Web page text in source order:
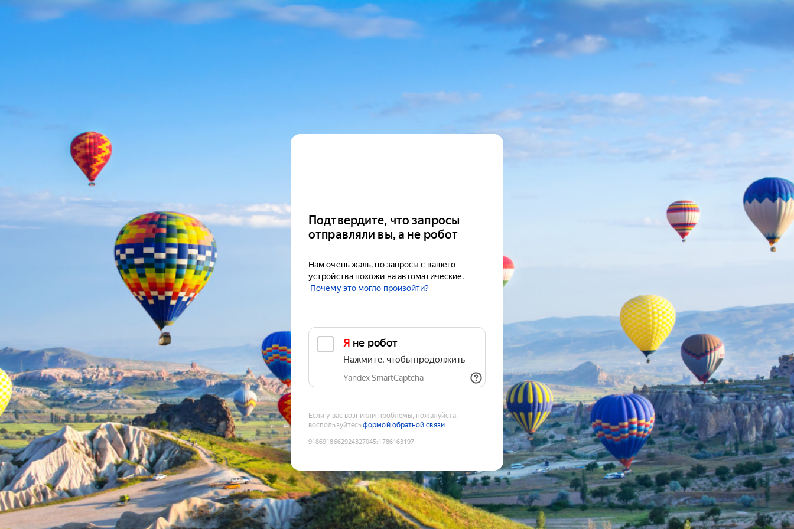
Подтвердите, что запросы
отправляли вы, а не робот
Нам очень жаль, но запросы с вашего
устройства похожи на автоматические.
Почему это могло произойти?
Я не робот
Нажмите, чтобы продолжить
Yandex SmartCaptcha
Если у вас возникли проблемы, пожалуйста,
воспользуйтесьформой обратной связи
9186918662924327045:1786163197